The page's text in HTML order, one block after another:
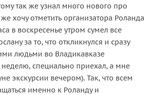
так же узнал много нового про
хочу отметить организатора Роланда
в воскресенье утром сумел все
за то, что откликнулся и сразу
людьми во Владикавказе
неделю, специально приехал, а мне
экскурсии вечером). Так, что всем
именно к Роланду и